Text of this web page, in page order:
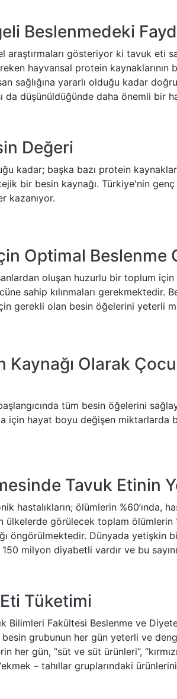
Beslenmedeki
araştırmaları gösteriyor ki tavuk eti
hayvansal protein
sağlığına yararlı olduğu kadar
da düşünüldüğünde daha önemli bir
Değeri
kadar; başka bazı protein
bir besin kaynağı. Türkiye'nin genç
kazanıyor.
Optimal Beslenme
oluşan huzurlu bir toplum
sahip kılınmaları gerekmektedir.
gerekli olan besin öğelerini yeterli
Kaynağı Olarak
tüm besin öğelerini
için hayat boyu değişen
Tavuk Etinin
hastalıkların; ölümlerin %60’ında,
ülkelerde görülecek toplam ölümlerin
öngörülmektedir. Dünyada yetişkin
milyon diyabetli vardır ve bu
Tüketimi
Bilimleri Fakültesi Beslenme ve
grubunun her gün yeterli ve
her gün, “süt ve süt ürünleri”,
– tahıllar gruplarındaki